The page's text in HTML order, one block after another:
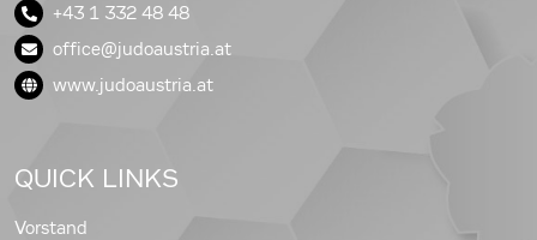
+43 1 332 48 48
office@judoaustria.at
www.judoaustria.at
QUICK LINKS
Vorstand